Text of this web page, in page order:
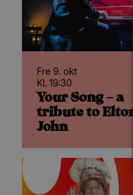
Fre 9. okt
Kl. 19:30
Your Song – a
tribute to Elton
John